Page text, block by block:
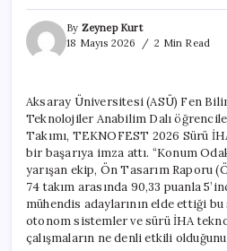
By Zeynep Kurt
18 Mayıs 2026
2 Min Read
Aksaray Üniversitesi (ASÜ) Fen
Teknolojiler Anabilim Dalı
Takımı, TEKNOFEST 2026 Sürü
bir başarıya imza attı. “Konum
yarışan ekip, Ön Tasarım Raporu
74 takım arasında 90,33 puanla
mühendis adaylarının elde ettiği
otonom sistemler ve sürü İHA
çalışmaların ne denli etkili